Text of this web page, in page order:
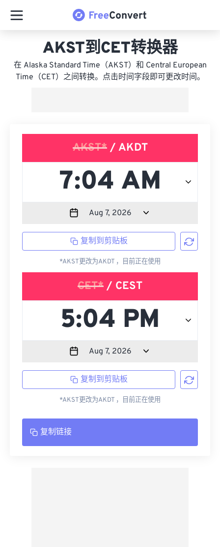
AKST到CET转换器
在 Alaska Standard Time（AKST）和 Central European
Time（CET）之间转换。点击时间字段即可更改时间。
AKST*/ AKDT
复制到剪贴板
*AKST更改为AKDT ，目前正在使用
CET* / CEST
复制到剪贴板
*AKST更改为AKDT ，目前正在使用
复制链接